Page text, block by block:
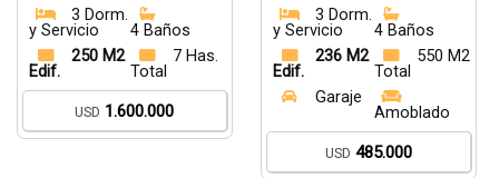
3 Dorm.
y Servicio
4 Baños
250 M2
Edif.
7 Has.
Total
USD 1.600.000
3 Dorm.
y Servicio
4 Baños
236 M2
Edif.
550 M2
Total
Garaje
Amoblado
USD 485.000